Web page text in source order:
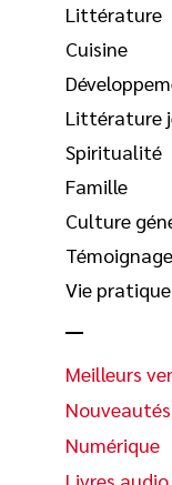
Littérature
Cuisine
Littérature
Spiritualité
Famille
Culture
Vie pratique
Meilleurs
Nouveautés
Numérique